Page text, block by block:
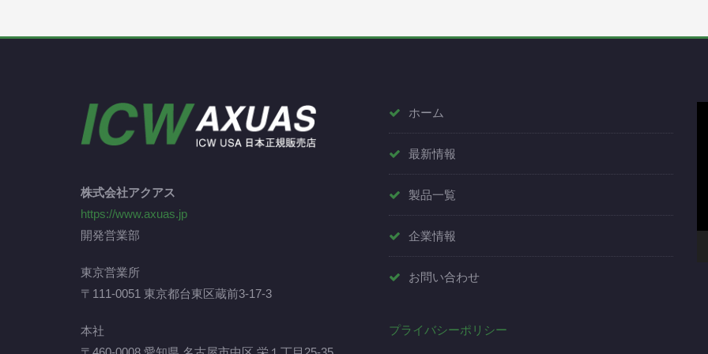
株式会社アクアス
https://www.axuas.jp
開発営業部
東京営業所
〒111-0051 東京都台東区蔵前3-17-3
本社
ホーム
最新情報
製品一覧
企業情報
お問い合わせ
プライバシーポリシー